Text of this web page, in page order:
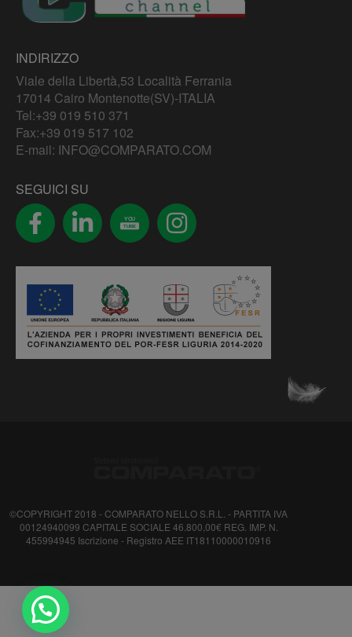
INDIRIZZO
Viale della Libertà,53 Località Ferrania
17014 Cairo Montenotte(SV)-ITALIA
Tel:+39 019 510 371
Fax:+39 019 517 102
E-mail: INFO@COMPARATO.COM
SEGUICI SU
YOU
TUBE
©COPYRIGHT 2018 - COMPARATO NELLO S.R.L. - PARTITA IVA
00124940099 CAPITALE SOCIALE 46.800,00€ REG. IMP. N.
455994945 Iscrizione - Registro AEE IT18110000010916